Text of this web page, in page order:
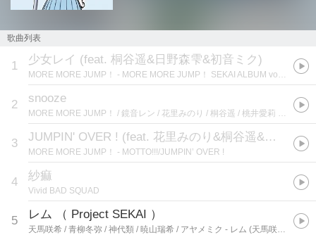
歌曲列表
1 少女レイ (feat. 桐谷遥&日野森雫&初音ミク)
MORE MORE JUMP！ - MORE MORE JUMP！ SEKAI ALBUM vol.2
2 snooze
MORE MORE JUMP！ / 鏡音レン / 花里みのり / 桐谷遥 / 桃井愛莉 / 日野森雫
3 JUMPIN' OVER ! (feat. 花里みのり&桐谷遥&桃井愛莉&日野森雫&初音ミク)
MORE MORE JUMP！ - MOTTO!!!/JUMPIN’ OVER !
4 紗痲
Vivid BAD SQUAD
5 レム （ Project SEKAI ）
天馬咲希 / 青柳冬弥 / 神代類 / 暁山瑞希 / アヤメミク - レム (天馬咲希＆青柳冬弥＆神代類＆暁山瑞希＆KAITO)